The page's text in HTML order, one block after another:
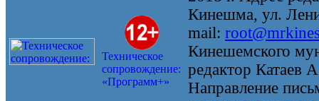
Техническое
сопровождение:
«Программ+»
Кинешма, ул.
mail:
Кинешемского
редактор Катаев
Направление